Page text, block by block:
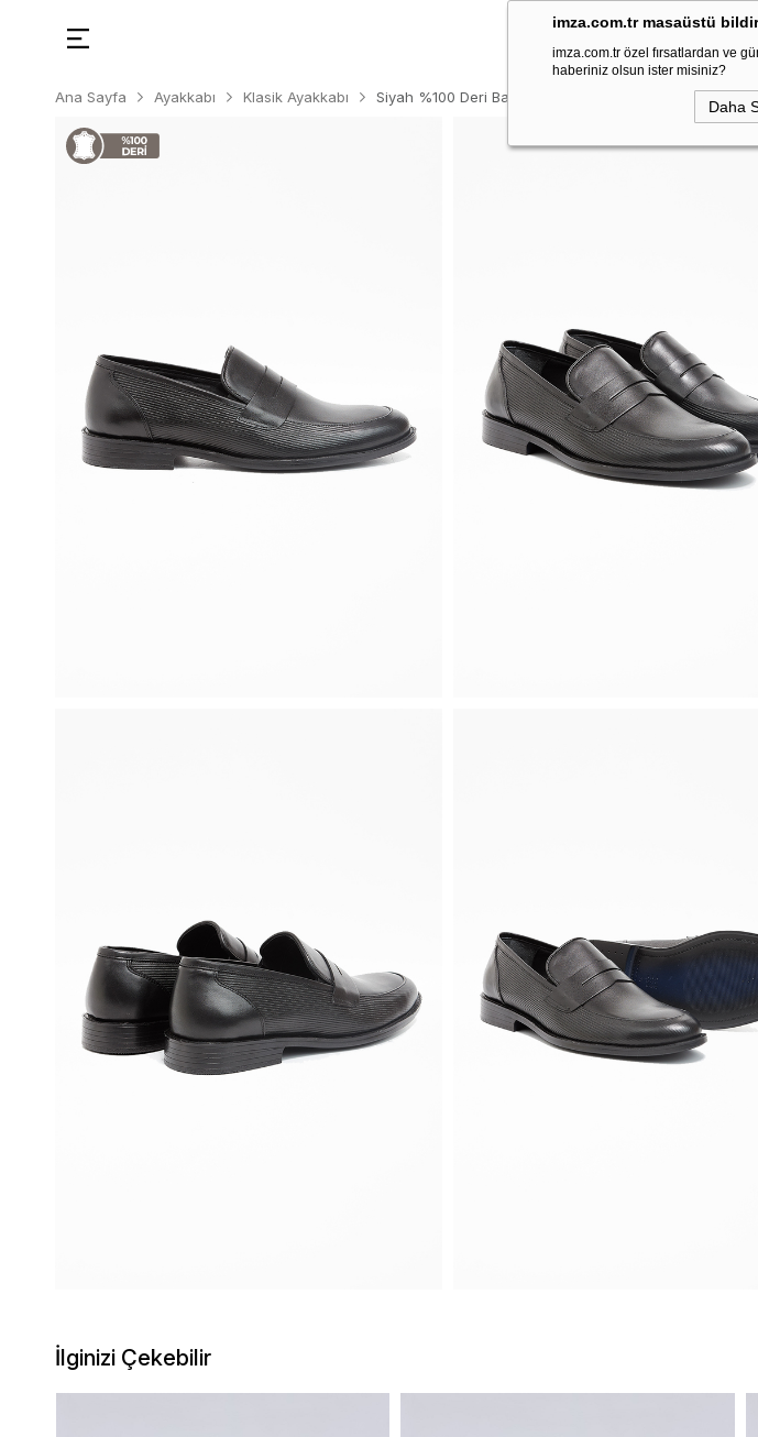
imza.com.tr masaüstü
imza.com.tr özel fırsatlardan ve
haberiniz olsun ister misiniz?
Daha
Ana Sayfa Ayakkabı Klasik Ayakkabı Siyah %100 Deri Bağcıksız Classic Ayakkabı
İlginizi Çekebilir